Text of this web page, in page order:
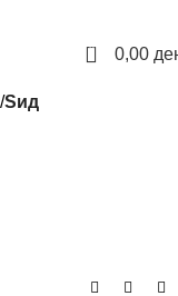
0 0,00
Sид